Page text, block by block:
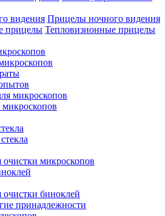
Прицелы ночного видения
Тепловизионные прицелы
микроскопов
очистки микроскопов
очистки биноклей
принадлежности